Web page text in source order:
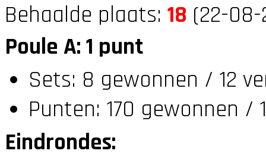
Behaalde plaats: 18 (22-
Poule A: 1 punt
Sets: 8 gewonnen / 12
Punten: 170 gewonnen /
Eindrondes: